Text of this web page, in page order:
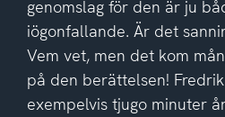
genomslag för den är ju
iögonfallande. Är det
Vem vet, men det kom
på den berättelsen!
exempelvis tjugo minuter